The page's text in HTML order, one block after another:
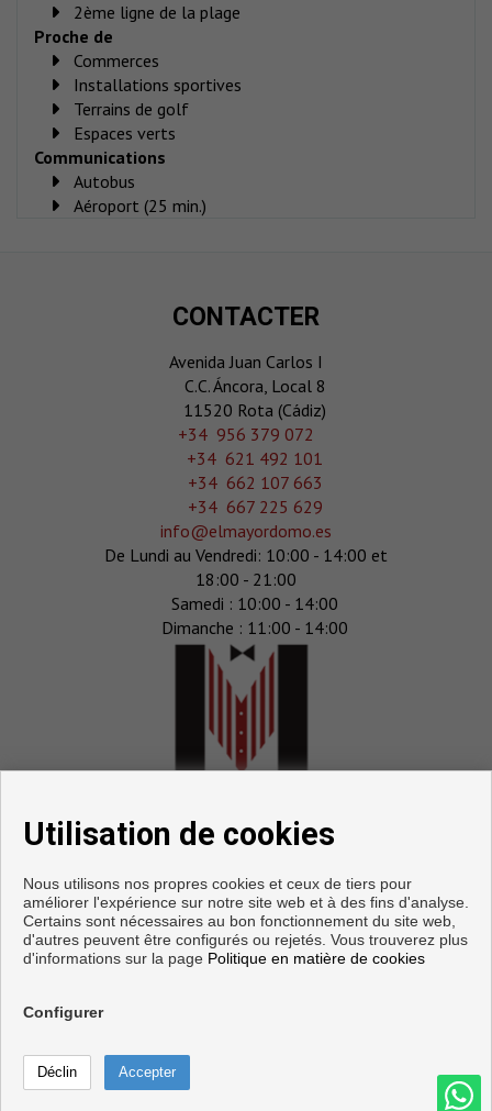
2ème ligne de la plage
Proche de
Commerces
Installations sportives
Terrains de golf
Espaces verts
Communications
Autobus
Aéroport (25 min.)
Contacter
CONTACTER
Avenida Juan Carlos I
C.C. Áncora, Local 8
11520 Rota (Cádiz)
‎+34 956 379 072
+34 621 492 101
+34 662 107 663
+34 667 225 629
info@elmayordomo.es
De Lundi au Vendredi: 10:00 - 14:00 et
18:00 - 21:00
Samedi : 10:00 - 14:00
Dimanche : 11:00 - 14:00
Copyright © 2026. Tous droits réservés.
policy
Inmoenter
Utilisation de cookies
Nous utilisons nos propres cookies et ceux de tiers pour
améliorer l'expérience sur notre site web et à des fins d'analyse.
Certains sont nécessaires au bon fonctionnement du site web,
d'autres peuvent être configurés ou rejetés. Vous trouverez plus
d'informations sur la page Politique en matière de cookies
Configurer